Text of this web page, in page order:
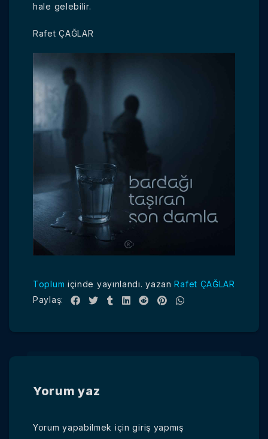
hale gelebilir.
Rafet ÇAĞLAR
Toplum içinde yayınlandı. yazanRafet ÇAĞLAR
Paylaş:
Yorum yaz
Yorum yapabilmek içingiriş yapmış